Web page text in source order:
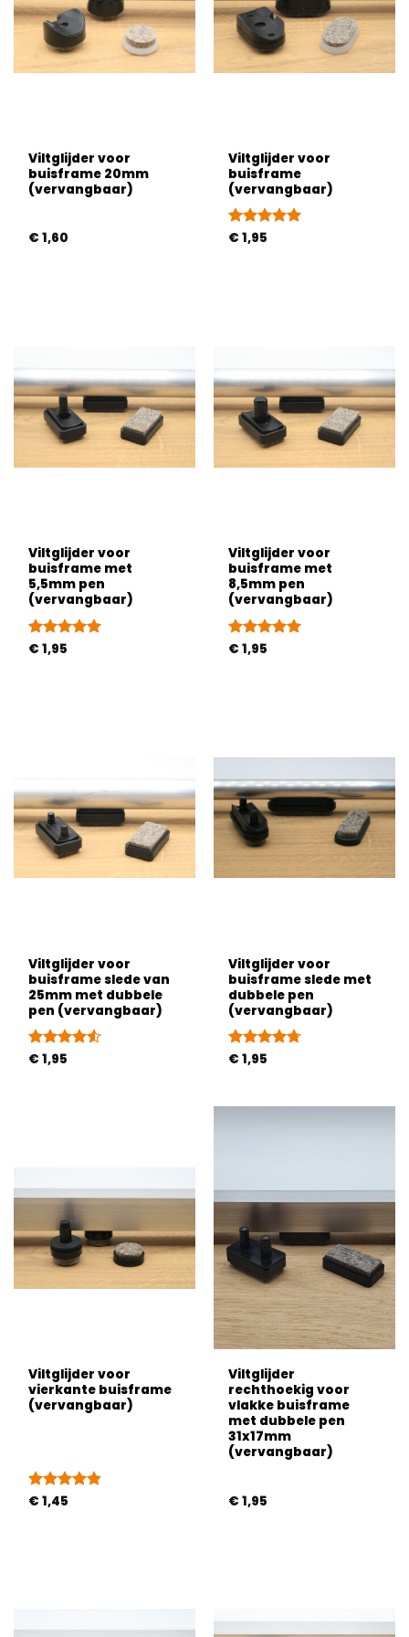
Viltglijder voor
buisframe 20mm
(vervangbaar)
€ 1,60
Viltglijder voor
buisframe
(vervangbaar)
Gewaardeerd
€ 1,95
Viltglijder voor
buisframe met
5,5mm pen
(vervangbaar)
Gewaardeerd
€ 1,95
Viltglijder voor
buisframe met
8,5mm pen
(vervangbaar)
Gewaardeerd
€ 1,95
Viltglijder voor
buisframe slede van
25mm met dubbele
pen (vervangbaar)
Gewaardeerd
€ 1,95
Viltglijder voor
buisframe slede met
dubbele pen
(vervangbaar)
Gewaardeerd
€ 1,95
Viltglijder voor
vierkante buisframe
(vervangbaar)
Gewaardeerd
€ 1,45
Viltglijder
rechthoekig voor
vlakke buisframe
met dubbele pen
31x17mm
(vervangbaar)
€ 1,95